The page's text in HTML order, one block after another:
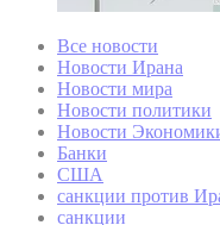
Все новости
Новости Ирана
Новости мира
Новости политики
Новости
Банки
США
санкции против
санкции